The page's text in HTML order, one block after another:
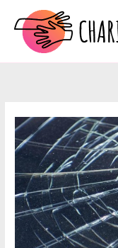
konten